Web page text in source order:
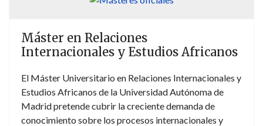
Máster en Relaciones
Internacionales y Estudios Africanos
El Máster Universitario en Relaciones Internacionales y
Estudios Africanos de la Universidad Autónoma de
Madrid pretende cubrir la creciente demanda de
conocimiento sobre los procesos internacionales y